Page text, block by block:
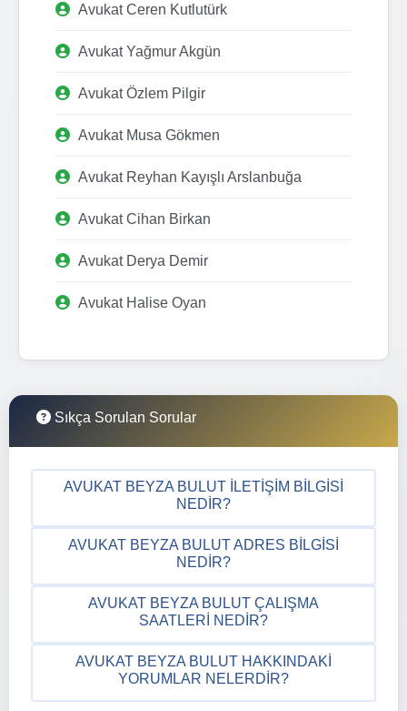
Avukat Ceren Kutlutürk
Avukat Yağmur Akgün
Avukat Özlem Pilgir
Avukat Musa Gökmen
Avukat Reyhan Kayışlı Arslanbuğa
Avukat Cihan Birkan
Avukat Derya Demir
Avukat Halise Oyan
Sıkça Sorulan Sorular
AVUKAT BEYZA BULUT İLETIŞIM BILGISI
NEDIR?
AVUKAT BEYZA BULUT ADRES BILGISI
NEDIR?
AVUKAT BEYZA BULUT ÇALIŞMA
SAATLERI NEDIR?
AVUKAT BEYZA BULUT HAKKINDAKI
YORUMLAR NELERDIR?